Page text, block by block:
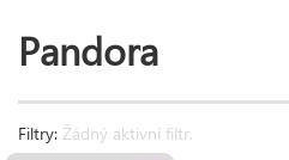
Pandora
Filtry: Žádný aktivní filtr.